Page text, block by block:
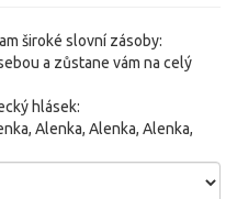
široké slovní zásoby:
a zůstane vám na celý
hlásek:
Alenka, Alenka, Alenka,